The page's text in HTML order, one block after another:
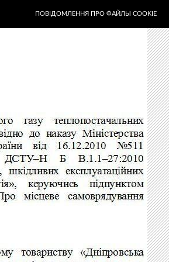
ПОВІДОМЛЕННЯ ПРО ФАЙЛЫ COOKIE